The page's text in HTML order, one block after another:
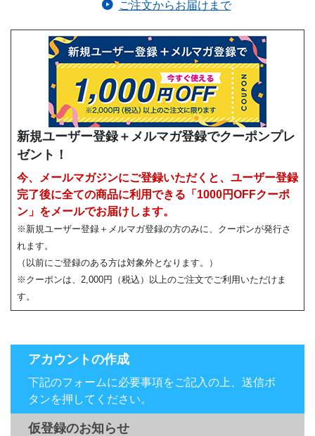
ご注文からお届けまで
新規ユーザー登録＋メルマガ登録でクーポンプレ
ゼント！
今、メールマガジンにご登録いただくと、ユーザー登録
完了後に全ての商品に利用できる「1000円OFFクーポ
ン」をメールでお届けします。
※新規ユーザー登録＋メルマガ登録の方のみに、クーポンが発行さ
れます。
（以前にご登録のある方は対象外となります。）
※クーポンは、2,000円（税込）以上のご注文でご利用いただけま
す。
アカウントの作成
下記のフォームに必要事項をご記入の上、送信ボ
タンを押してください。
仮登録のお知らせ